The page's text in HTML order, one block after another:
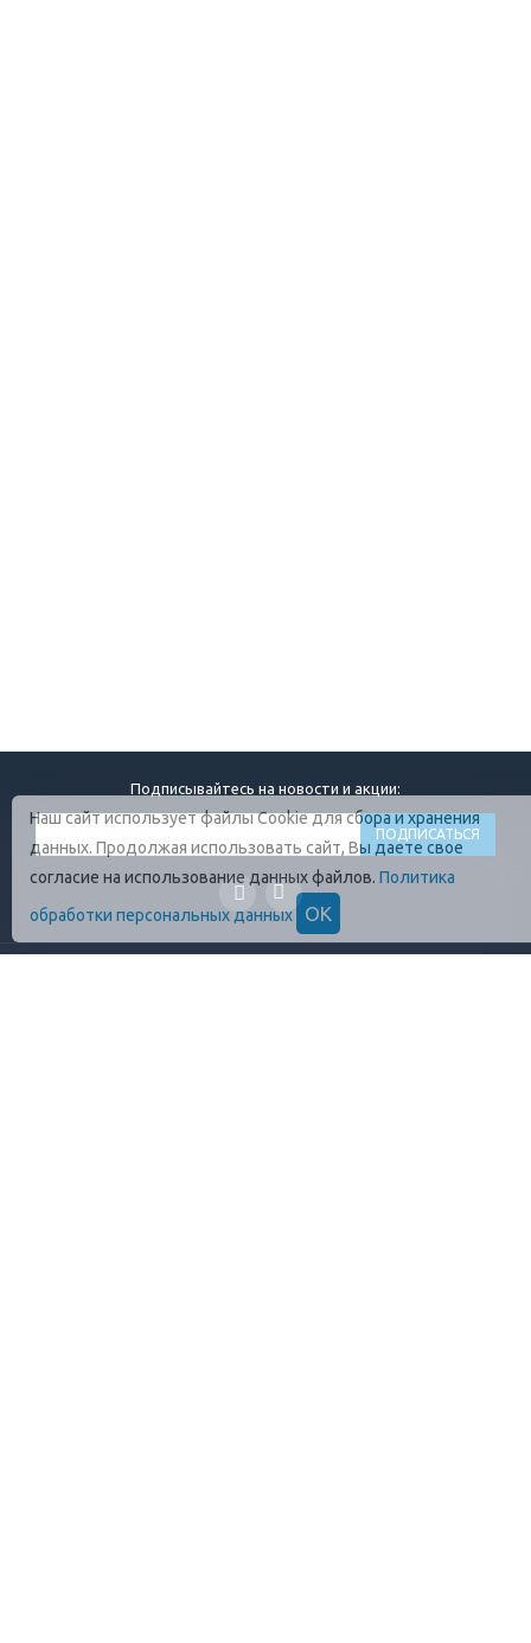
Подписывайтесь на новости и акции:
Наш сайт использует файлы Cookie для сбора и хранения
данных. Продолжая использовать сайт, Вы даете свое
согласие на использование данных файлов. Политика
обработки персональных данных
ОК